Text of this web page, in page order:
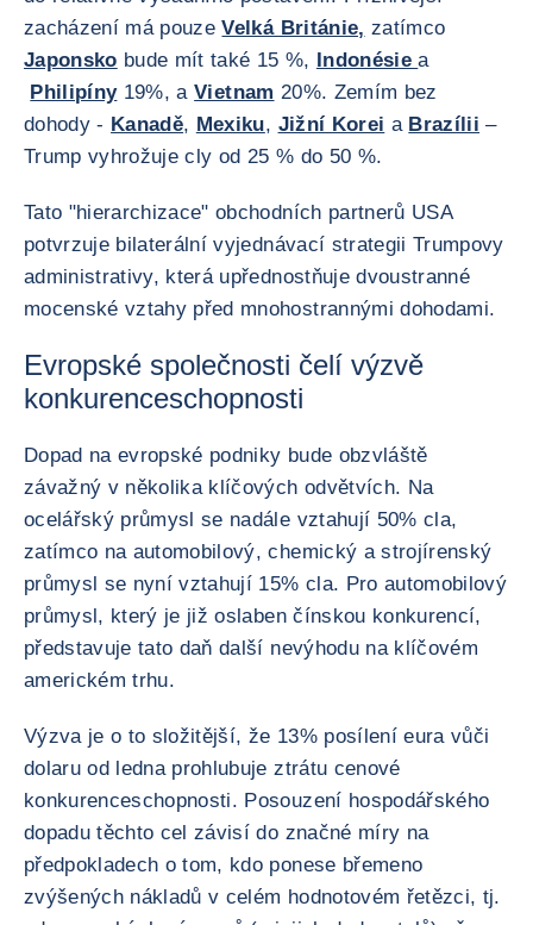
zacházení má pouzeVelká Británie, zatímco
Japonsko bude mít také 15 %, Indonésiea
Philipíny19%, aVietnam 20%. Zemím bez
dohody - Kanadě, Mexiku, Jižní Korei a Brazílii –
Trump vyhrožuje cly od 25 % do 50 %.
Tato "hierarchizace" obchodních partnerů USA
potvrzuje bilaterální vyjednávací strategii Trumpovy
administrativy, která upřednostňuje dvoustranné
mocenské vztahy před mnohostrannými dohodami.
Evropské společnosti čelí výzvě
konkurenceschopnosti
Dopad na evropské podniky bude obzvláště
závažný v několika klíčových odvětvích. Na
ocelářský průmysl se nadále vztahují 50% cla,
zatímco na automobilový, chemický a strojírenský
průmysl se nyní vztahují 15% cla. Pro automobilový
průmysl, který je již oslaben čínskou konkurencí,
představuje tato daň další nevýhodu na klíčovém
americkém trhu.
Výzva je o to složitější, že 13% posílení eura vůči
dolaru od ledna prohlubuje ztrátu cenové
konkurenceschopnosti. Posouzení hospodářského
dopadu těchto cel závisí do značné míry na
předpokladech o tom, kdo ponese břemeno
zvýšených nákladů v celém hodnotovém řetězci, tj.